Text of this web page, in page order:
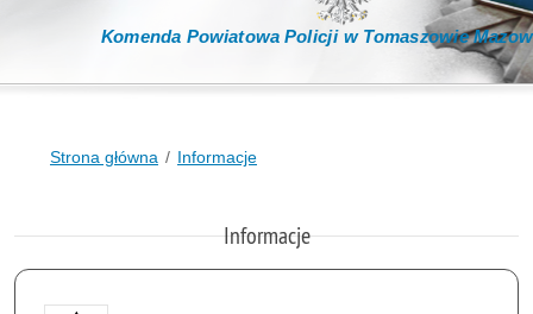
Komenda Powiatowa Policji w Tomaszowie
Strona główna Informacje
Informacje